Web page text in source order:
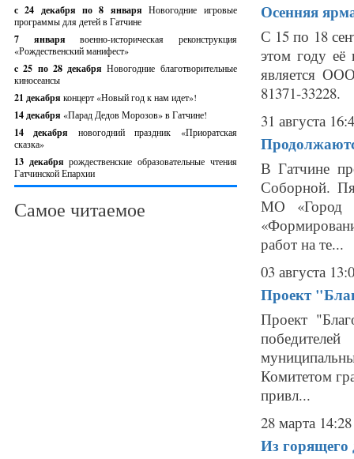
с 24 декабря по 8 январяНовогодние игровые
программы для детей в Гатчине
7 январявоенно-историческая реконструкция
«Рождественский манифест»
c 25 по 28 декабряНовогодние благотворительные
киносеансы
21 декабря концерт «Новый год к нам идет»!
14 декабря «Парад Дедов Морозов» в Гатчине!
14 декабря новогодний праздник «Приоратская
сказка»
13 декабрярождественские образовательные чтения
Гатчинской Епархии
Самое читаемое
Осенняя
С 15 по 18
этом году её
является
81371-
31 августа
В Гатчине
Соборной.
МО «Город
работ на те...
03 августа
Проект
Проект
Комитетом
привл...
28 марта 14:28
Из горящего